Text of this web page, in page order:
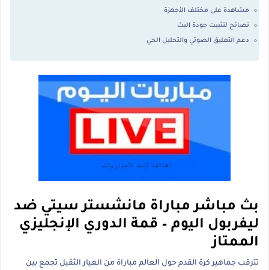
مشاهدة على مختلف الأجهزة
نصائح لتثبيت جودة البث
دعم التعليق الصوتي والتحليل الحي
بث مباشر مباراة مانشستر سيتي ضد
ليفربول اليوم – قمة الدوري الإنجليزي
الممتاز
تترقب جماهير كرة القدم حول العالم مباراة من العيار الثقيل تجمع بين